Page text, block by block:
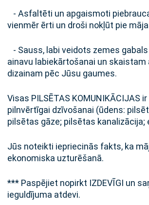
- Asfaltēti un apgaismoti
vienmēr ērti un droši nokļūt pie
- Sauss, labi veidots zemes
ainavu labiekārtošanai un skaistam
dizainam pēc Jūsu gaumes.
Visas PILSĒTAS KOMUNIKĀCIJAS
pilnvērtīgai dzīvošanai (ūdens:
pilsētas gāze; pilsētas kanalizācija;
Jūs noteikti iepriecinās fakts, ka
ekonomiska uzturēšanā.
*** Paspējiet nopirkt IZDEVĪGI un
ieguldījuma atdevi.